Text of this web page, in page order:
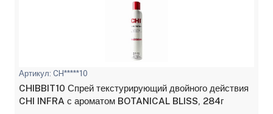
Артикул: CH*****10
CHIBBIT10 Спрей текстурирующий двойного действия
CHI INFRA с ароматом BOTANICAL BLISS, 284г